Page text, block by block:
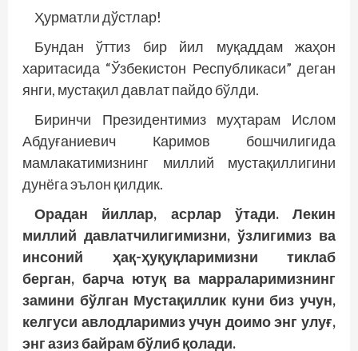
Ҳурматли дўстлар!
Бундан ўттиз бир йил муқаддам жаҳон
харитасида “Ўзбекистон Респуб­ликаси” деган
янги, мустақил давлат пайдо бўлди.
Биринчи Президентимиз муҳтарам Ислом
Абдуғаниевич Каримов бошчилигида
мамлакатимизнинг миллий мус­тақиллигини
дунё­­га эълон қилдик.
Орадан йиллар, асрлар ўтади. Лекин
миллий давлатчилигимизни, ўзлигимиз ва
инсоний ҳақ-ҳуқуқларимизни тиклаб
берган, барча ютуқ ва марраларимизнинг
замини бўлган Мустақиллик куни биз учун,
келгуси авлодларимиз учун доимо энг улуғ,
энг азиз байрам бўлиб қолади.